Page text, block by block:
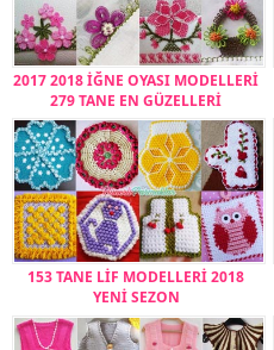
2017 2018 İĞNE OYASI MODELLERİ
279 TANE EN GÜZELLERİ
153 TANE LİF MODELLERİ 2018
YENİ SEZON